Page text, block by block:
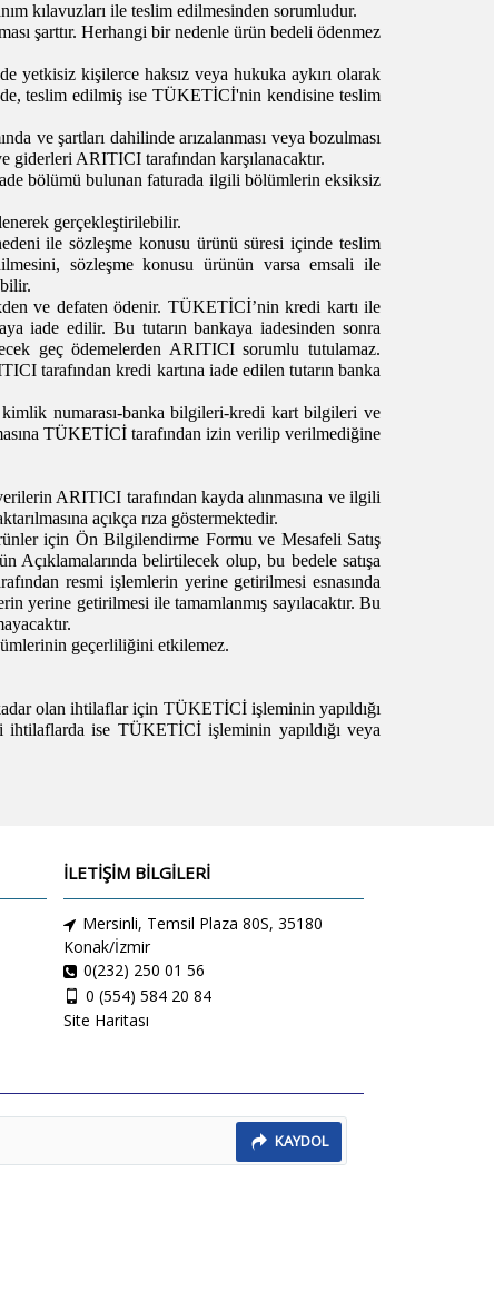
kılavuzları ile teslim edilmesinden sorumludur.
şarttır. Herhangi bir nedenle ürün bedeli ödenmez
kişilerce haksız veya hukuka aykırı olarak
teslim edilmiş ise TÜKETİCİ'nin kendisine teslim
ve şartları dahilinde arızalanması veya bozulması
ARITICI tarafından karşılanacaktır.
bölümü bulunan faturada ilgili bölümlerin eksiksiz
gerçekleştirilebilir.
ile sözleşme konusu ürünü süresi içinde teslim
sözleşme konusu ürünün varsa emsali ile
ve defaten ödenir. TÜKETİCİ’nin kredi kartı ile
iade edilir. Bu tutarın bankaya iadesinden sonra
geç ödemelerden ARITICI sorumlu tutulamaz.
tarafından kredi kartına iade edilen tutarın banka
numarası-banka bilgileri-kredi kart bilgileri ve
TÜKETİCİ tarafından izin verilip verilmediğine
ARITICI tarafından kayda alınmasına ve ilgili
açıkça rıza göstermektedir.
için Ön Bilgilendirme Formu ve Mesafeli Satış
belirtilecek olup, bu bedele satışa
resmi işlemlerin yerine getirilmesi esnasında
yerine getirilmesi ile tamamlanmış sayılacaktır. Bu
geçerliliğini etkilemez.
olan ihtilaflar için TÜKETİCİ işleminin yapıldığı
ise TÜKETİCİ işleminin yapıldığı veya
İLETİŞİM BİLGİLERİ
Mersinli, Temsil Plaza 80S, 35180
Konak/İzmir
0(232) 250 01 56
0 (554) 584 20 84
Site Haritası
KAYDOL